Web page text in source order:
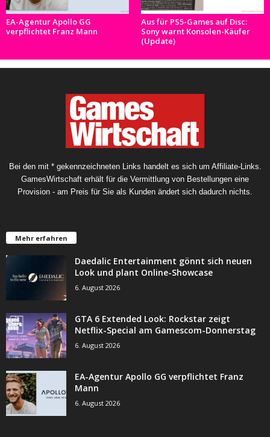
EA-Agentur Apollo GG
verpflichtet Franz Mann
Aus für PS5-Games auf Disc:
Sony warnt Konsolen-Käufer
(Update)
Bei den mit * gekennzeichneten Links handelt es sich um Affiliate-Links.
GamesWirtschaft erhält für die Vermittlung von Bestellungen eine
Provision - am Preis für Sie als Kunden ändert sich dadurch nichts.
Mehr erfahren
Daedalic Entertainment gönnt sich neuen
Look und plant Online-Showcase
6. August 2026
GTA 6 Extended Look: Rockstar zeigt
Netflix-Special am Gamescom-Donnerstag
6. August 2026
EA-Agentur Apollo GG verpflichtet Franz
Mann
6. August 2026